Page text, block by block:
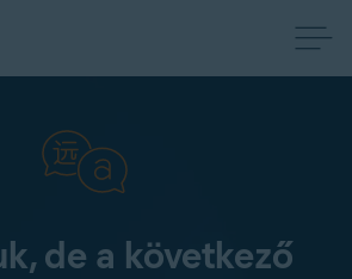
de a következő